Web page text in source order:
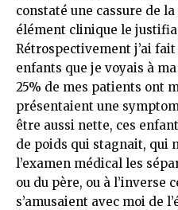
constaté une cassure de
élément clinique le
Rétrospectivement j’ai
enfants que je voyais à
25% de mes patients ont
présentaient une
être aussi nette, ces
de poids qui stagnait, qui
l’examen médical les
ou du père, ou à l’inverse
s’amusaient avec moi de